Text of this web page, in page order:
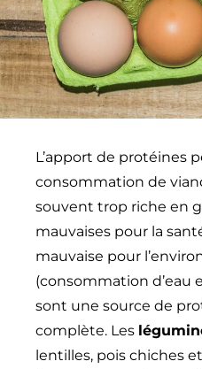
L’apport de protéines
consommation de
souvent trop riche en
mauvaises pour la
mauvaise pour
(consommation d’eau
sont une source de
complète. Les
lentilles, pois chiches